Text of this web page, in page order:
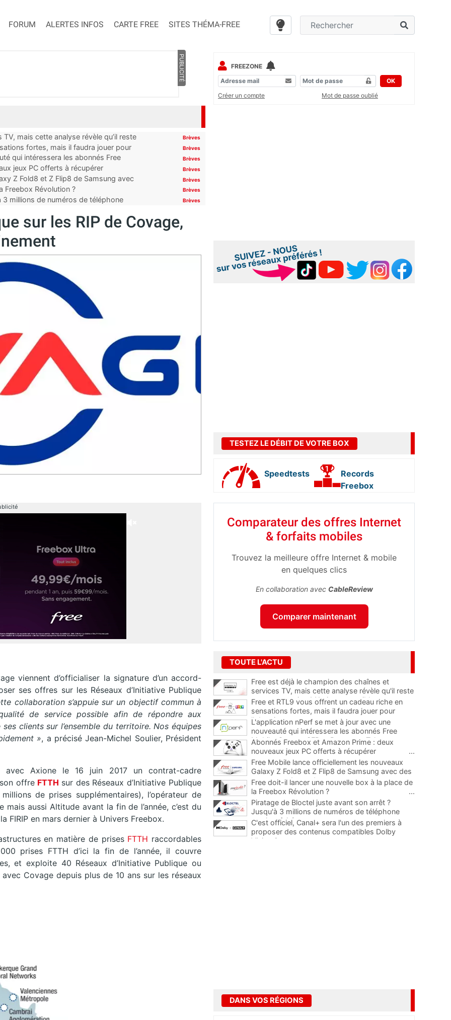
FORUM ALERTES INFOS CARTE FREE SITES THÉMA-FREE
PUBLICITÉ
mais cette analyse révèle qu’il reste Brèves
fortes, mais il faudra jouer pour Brèves
qui intéressera les abonnés Free Brèves
jeux PC offerts à récupérer Brèves
Z Fold8 et Z Flip8 de Samsung avec Brèves
Freebox Révolution ? Brèves
3 millions de numéros de téléphone Brèves
sur les RIP de Covage,
viennent d’officialiser la signature d’un accord-
ses offres sur les Réseaux d’Initiative Publique
collaboration s’appuie sur un objectif commun à
de service possible afin de répondre aux
clients sur l’ensemble du territoire. Nos équipes
», a précisé Jean-Michel Soulier, Président
avec
Axione le 16 juin 2017 un contrat-cadre
offre FTTH sur des Réseaux d’Initiative Publique
de prises supplémentaires), l’opérateur de
aussi Altitude avant la fin de l’année, c’est du
FIRIP en mars dernier à Univers Freebox.
en matière de prisesFTTH raccordables
prises FTTH d’ici la fin de l’année, il couvre
et exploite 40 Réseaux d’Initiative Publique ou
Covage depuis plus de 10 ans sur les réseaux
FREEZONE
OK
Créer un compte
Mot de passe oublié
TESTEZ LE DÉBIT DE VOTRE BOX
Speedtests
Records
Freebox
Comparateur des offres Internet
& forfaits mobiles
Trouvez la meilleure offre Internet & mobile
en quelques clics
En collaboration avec CableReview
Comparer maintenant
TOUTE L'ACTU
Free est déjà le champion des chaînes et
services TV, mais cette analyse révèle qu'il reste
encore au moins 141 ajouts possibles
Free et RTL9 vous offrent un cadeau riche en
sensations fortes, mais il faudra jouer pour
l'obtenir
L'application nPerf se met à jour avec une
nouveauté qui intéressera les abonnés Free
Mobile, Orange, SFR et Bouygues Telecom
Abonnés Freebox et Amazon Prime : deux
nouveaux jeux PC offerts à récupérer
...
Free Mobile lance officiellement les nouveaux
Galaxy Z Fold8 et Z Flip8 de Samsung avec des
promos et des cadeaux
...
Free doit-il lancer une nouvelle box à la place de
la Freebox Révolution ?
...
Piratage de Bloctel juste avant son arrêt ?
Jusqu'à 3 millions de numéros de téléphone
auraient fuité
C'est officiel, Canal+ sera l'un des premiers à
proposer des contenus compatibles Dolby
Vision 2
DANS VOS RÉGIONS